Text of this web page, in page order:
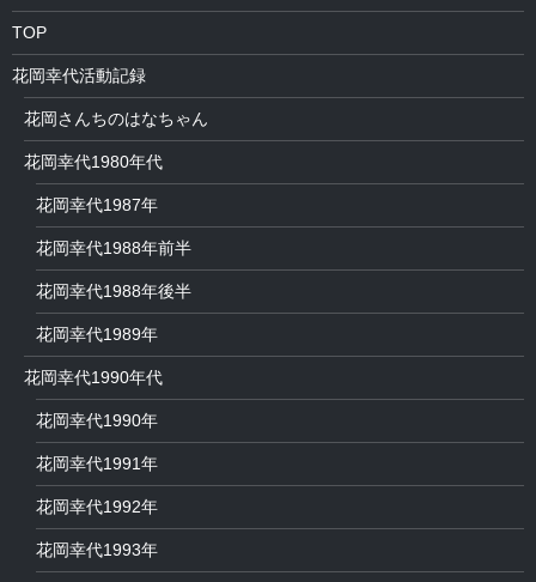
TOP
花岡幸代活動記録
花岡さんちのはなちゃん
花岡幸代1980年代
花岡幸代1987年
花岡幸代1988年前半
花岡幸代1988年後半
花岡幸代1989年
花岡幸代1990年代
花岡幸代1990年
花岡幸代1991年
花岡幸代1992年
花岡幸代1993年